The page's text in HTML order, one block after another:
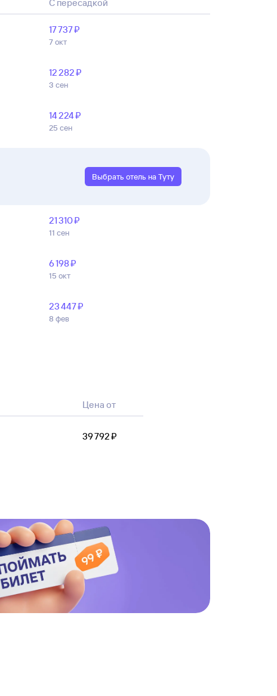
С пересадкой
17 ⁠737 ⁠₽
7 окт
12 ⁠282 ⁠₽
3 сен
14 ⁠224 ⁠₽
25 сен
Выбрать отель на Туту
21 ⁠310 ⁠₽
11 сен
6 ⁠198 ⁠₽
15 окт
23 ⁠447 ⁠₽
8 фев
Цена от
39 ⁠792 ⁠₽